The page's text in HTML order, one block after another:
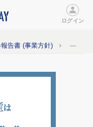
ログイン
告書 (事業方針)
---